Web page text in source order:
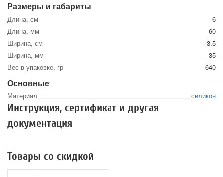
Размеры и габариты
Длина, см
6
Длина, мм
60
Ширина, см
3.5
Ширина, мм
35
Вес в упаковке, гр
640
Основные
Материал силикон
Инструкция, сертификат и другая
документация
Товары со скидкой